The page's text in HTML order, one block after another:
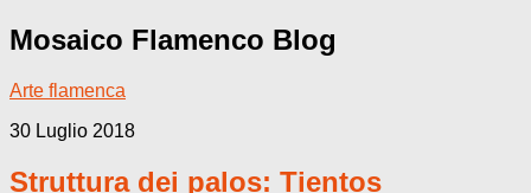
Mosaico Flamenco Blog
Arte flamenca
30 Luglio 2018
Struttura dei palos: Tientos